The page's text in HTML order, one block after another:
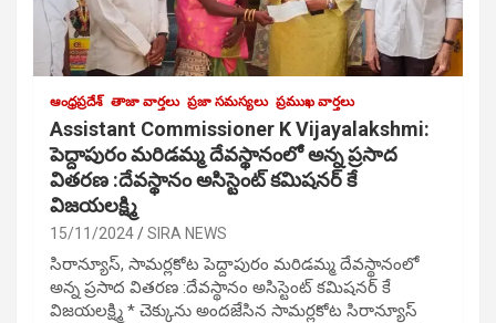
ఆంధ్రప్రదేశ్ తాజా వార్తలు ప్రజా సమస్యలు ప్రముఖ వార్తలు
Assistant Commissioner K Vijayalakshmi:
పెద్దాపురం మరిడమ్మ దేవస్థానంలో అన్న ప్రసాద
వితరణ :దేవస్థానం అసిస్టెంట్ కమిషనర్ కే
విజయలక్ష్మి
15/11/2024 SIRA NEWS
సిరాన్యూస్, సామర్లకోట పెద్దాపురం మరిడమ్మ దేవస్థానంలో
అన్న ప్రసాద వితరణ :దేవస్థానం అసిస్టెంట్ కమిషనర్ కే
విజయలక్ష్మి * చెక్కును అందజేసిన సామర్లకోట సిరాన్యూస్